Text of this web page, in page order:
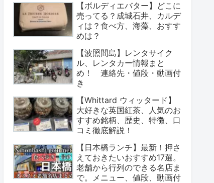
【ボルディエバター】どこに
売ってる？成城石井、カルデ
ィは？食べ方、海藻、おすす
めは？
【波照間島】レンタサイク
ル、レンタカー情報まと
め！ 連絡先・値段・動画付
き
【Whittard ウィッタード】
大好きな英国紅茶、人気のお
すすめ銘柄、歴史、特徴、口
コミ徹底解説！
【日本橋ランチ】最新！押さ
えておきたいおすすめ17選。
老舗から行列のできる名店ま
で。メニュー、値段、動画付